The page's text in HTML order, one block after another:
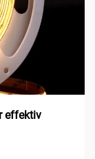
effektiv